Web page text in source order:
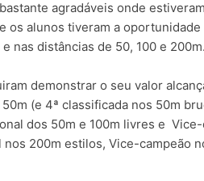
agradáveis onde
alunos tiveram a
nas distâncias de 50, 100 e 200m.
demonstrar o seu valor
(e 4ª classificada nos 50m
dos 50m e 100m livres e
nos 200m estilos, Vice-campeão